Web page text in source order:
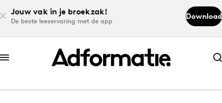
Jouw vak in je broekzak!
De beste leeservaring met de app
Download
Abonneer nu
Abonneer nu